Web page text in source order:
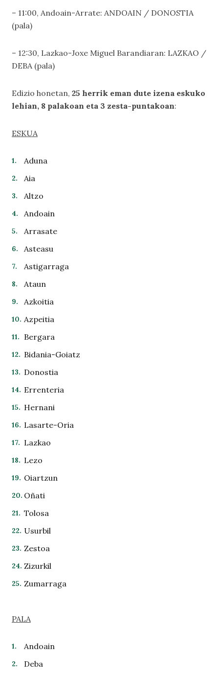
– 11:00, Andoain-Arrate: ANDOAIN / DONOSTIA
(pala)
– 12:30, Lazkao-Joxe Miguel Barandiaran: LAZKAO /
DEBA (pala)
Edizio honetan, 25 herrik eman dute izena eskuko
lehian, 8 palakoan eta 3 zesta-puntakoan:
ESKUA
Aduna
Aia
Altzo
Andoain
Arrasate
Asteasu
Astigarraga
Ataun
Azkoitia
Azpeitia
Bergara
Bidania-Goiatz
Donostia
Errenteria
Hernani
Lasarte-Oria
Lazkao
Lezo
Oiartzun
Oñati
Tolosa
Usurbil
Zestoa
Zizurkil
Zumarraga
PALA
Andoain
Deba